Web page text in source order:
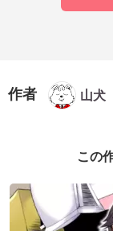
作者 山犬
この